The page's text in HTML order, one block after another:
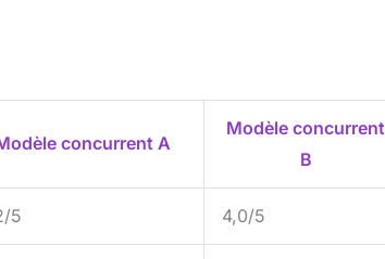
concurrent A
Modèle concurrent
B
5 4,0/5